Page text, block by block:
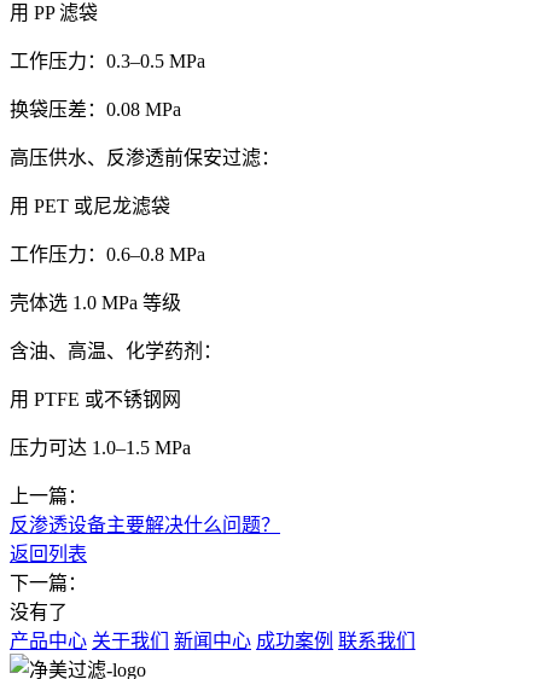
用 PP 滤袋
工作压力：0.3–0.5 MPa
换袋压差：0.08 MPa
高压供水、反渗透前保安过滤：
用 PET 或尼龙滤袋
工作压力：0.6–0.8 MPa
壳体选 1.0 MPa 等级
含油、高温、化学药剂：
用 PTFE 或不锈钢网
压力可达 1.0–1.5 MPa
上一篇：
反渗透设备主要解决什么问题？
返回列表
下一篇：
没有了
产品中心 关于我们 新闻中心 成功案例 联系我们